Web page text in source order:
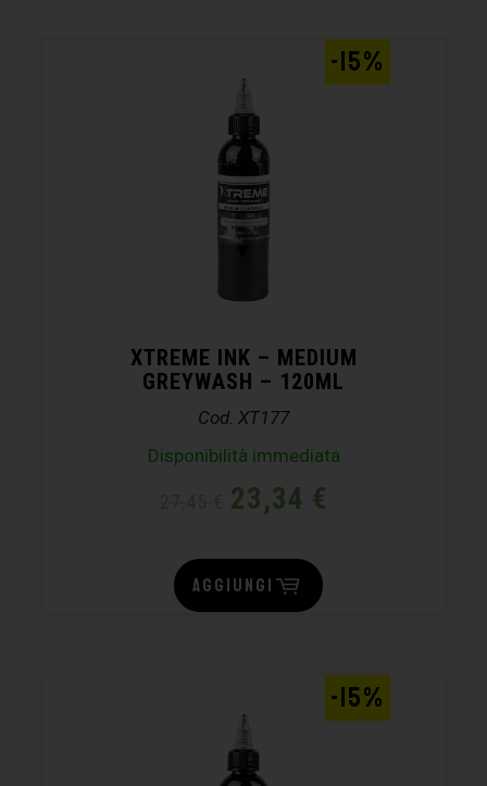
XTREME INK – MEDIUM
GREYWASH – 120ML
Cod. XT177
Disponibilità immediata
23,34 €
-15%
AGGIUNGI
-15%